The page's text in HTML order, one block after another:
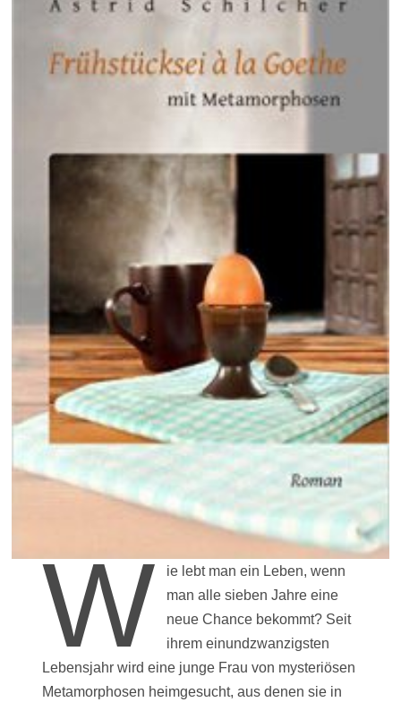
W
ie lebt man ein Leben, wenn
man alle sieben Jahre eine
neue Chance bekommt? Seit
ihrem einundzwanzigsten
Lebensjahr wird eine junge Frau von mysteriösen
Metamorphosen heimgesucht, aus denen sie in